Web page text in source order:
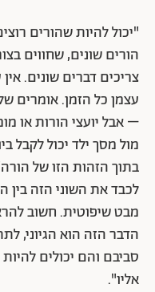
"יכול להיות שהורים
הורים שונים, שחווים
צריכים דברים שונים.
עצמן כל הזמן. אומרים
– אבל יועצי הורות או
מול מסך ילד יכול לקבל
בתוך הזהות הזו של
לכבד את השוני הזה בין
מבט שיפוטית. חשוב
הדבר הזה הוא הגיוני,
סביבם והם יכולים
אליו".